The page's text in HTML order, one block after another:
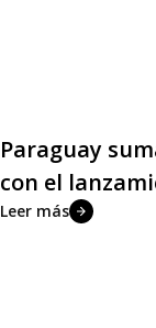
Paraguay
con el
Costa del Lago
Leer más